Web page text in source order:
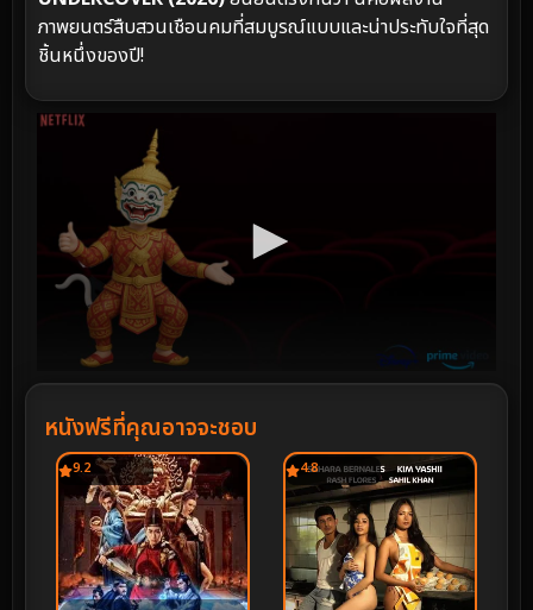
ภาพยนตร์สืบสวนเชือนคมที่สมบูรณ์แบบและน่าประทับใจที่สุด
ชิ้นหนึ่งของปี!
หนังฟรีที่คุณอาจจะชอบ
9.2 4.8